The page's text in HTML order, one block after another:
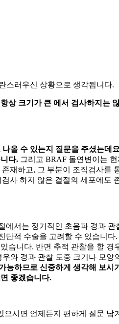
스러우신 상황으로 생각됩니다.
상 크기가 큰 에서 검사하지는
올 수 있는지 질문을 주셨는
다. 그리고 BRAF 돌연변이는 현
재하고, 그 부분이 조직검사
사 하지 않은 결절의 세포에
에서는 정기적인 초음파 경과
적 수술을 고려할 수 있습니
습니다. 반면 추적 관찰을 할
와 경과 관찰 도중 크기나 모양
하므로 신중하게 생각해 보
좋겠습니다.
시면 언제든지 편하게 질문